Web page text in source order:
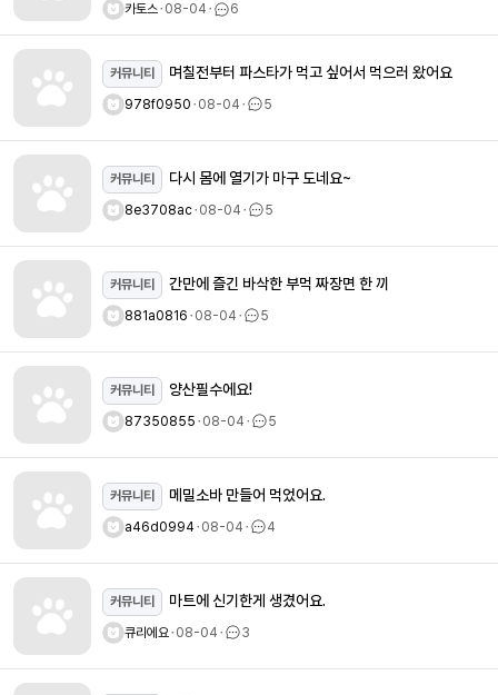
카토스ㆍ08-04ㆍ 6
커뮤니티 며칠전부터 파스타가 먹고 싶어서 먹으러 왔어요
978f0950ㆍ08-04ㆍ 5
커뮤니티 다시 몸에 열기가 마구 도네요~
8e3708acㆍ08-04ㆍ 5
커뮤니티 간만에 즐긴 바삭한 부먹 짜장면 한 끼
881a0816ㆍ08-04ㆍ 5
커뮤니티 양산필수에요!
87350855ㆍ08-04ㆍ 5
커뮤니티 메밀소바 만들어 먹었어요.
a46d0994ㆍ08-04ㆍ 4
커뮤니티 마트에 신기한게 생겼어요.
큐리에요ㆍ08-04ㆍ 3